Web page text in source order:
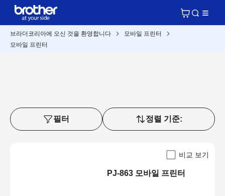
브라더코리아에 오신 것을 환영합니다
모바일 프린터
모바일 프린터
필터 정렬 기준:
비교 보기
PJ-863 모바일 프린터